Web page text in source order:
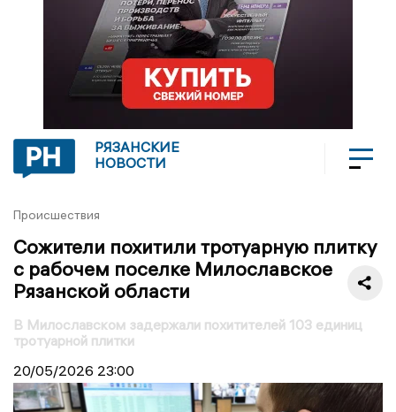
РЯЗАНСКИЕ
НОВОСТИ
Происшествия
Сожители похитили тротуарную плитку
с рабочем поселке Милославское
Рязанской области
В Милославском задержали похитителей 103 единиц
тротуарной плитки
20/05/2026 23:00